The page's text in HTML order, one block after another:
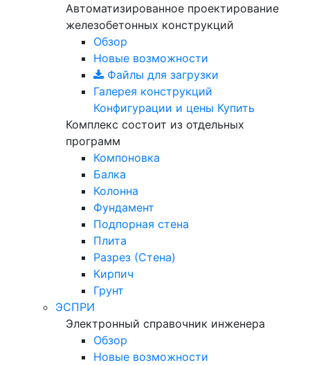
Автоматизированное проектирование
железобетонных конструкций
Обзор
Новые возможности
Файлы для загрузки
Галерея конструкций
Конфигурации и цены Купить
Комплекс состоит из отдельных
программ
Компоновка
Балка
Колонна
Фундамент
Подпорная стена
Плита
Разрез (Стена)
Кирпич
Грунт
ЭСПРИ
Электронный справочник инженера
Обзор
Новые возможности